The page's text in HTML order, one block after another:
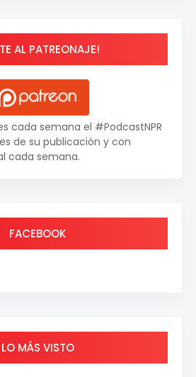
AL PATREONAJE!
cada semana el #PodcastNPR
de su publicación y con
cada semana.
FACEBOOK
LO MÁS VISTO